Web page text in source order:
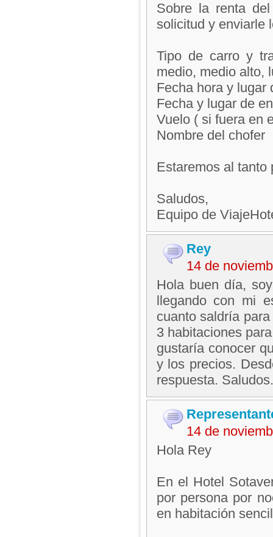
Sobre la renta
solicitud y enviarle
Tipo de carro y
medio, medio alto,
Fecha hora y lugar
Fecha y lugar de
Vuelo ( si fuera en
Nombre del chofer
Estaremos al tanto
Saludos,
Equipo de
Rey
14 de
Hola buen día,
llegando con mi
cuanto saldría
3 habitaciones
gustaría conocer
y los precios.
respuesta. Saludos.
14 de
Hola Rey
En el Hotel
por persona por
en habitación